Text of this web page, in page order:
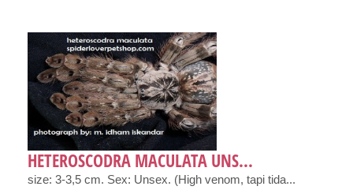
HETEROSCODRA MACULATA UNS...
size: 3-3,5 cm. Sex: Unsex. (High venom, tapi tida...